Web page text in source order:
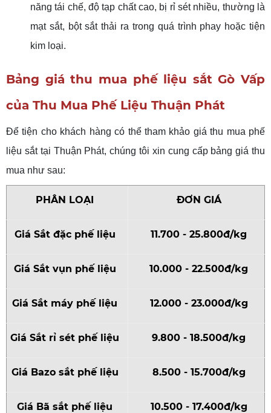
năng tái chế, độ tạp chất cao, bị rỉ sét nhiều, thường là
mạt sắt, bột sắt thải ra trong quá trình phay hoặc tiện
kim loại.
Bảng giá thu mua phế liệu sắt Gò Vấp
của Thu Mua Phế Liệu Thuận Phát
Để tiện cho khách hàng có thể tham khảo giá thu mua phế
liệu sắt tại Thuận Phát, chúng tôi xin cung cấp bảng giá thu
mua như sau:
PHÂN LOẠI ĐƠN GIÁ
Giá Sắt đặc phế liệu 11.700 - 25.800đ/kg
Giá Sắt vụn phế liệu 10.000 - 22.500đ/kg
Giá Sắt máy phế liệu 12.000 - 23.000đ/kg
Giá Sắt rỉ sét phế liệu 9.800 - 18.500đ/kg
Giá Bazo sắt phế liệu 8.500 - 15.700đ/kg
Giá Bã sắt phế liệu 10.500 - 17.400đ/kg